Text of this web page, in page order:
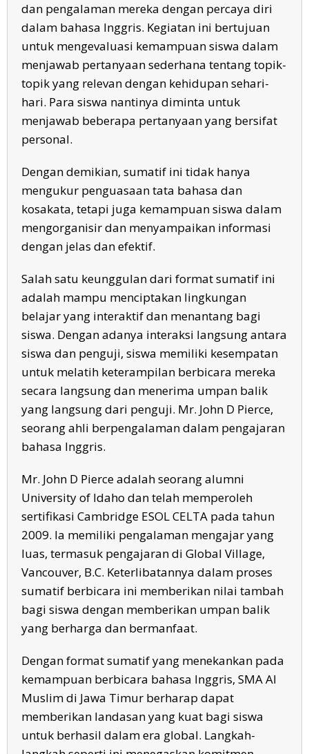
dan pengalaman mereka dengan percaya diri
dalam bahasa Inggris. Kegiatan ini bertujuan
untuk mengevaluasi kemampuan siswa dalam
menjawab pertanyaan sederhana tentang topik-
topik yang relevan dengan kehidupan sehari-
hari. Para siswa nantinya diminta untuk
menjawab beberapa pertanyaan yang bersifat
personal.
Dengan demikian, sumatif ini tidak hanya
mengukur penguasaan tata bahasa dan
kosakata, tetapi juga kemampuan siswa dalam
mengorganisir dan menyampaikan informasi
dengan jelas dan efektif.
Salah satu keunggulan dari format sumatif ini
adalah mampu menciptakan lingkungan
belajar yang interaktif dan menantang bagi
siswa. Dengan adanya interaksi langsung antara
siswa dan penguji, siswa memiliki kesempatan
untuk melatih keterampilan berbicara mereka
secara langsung dan menerima umpan balik
yang langsung dari penguji. Mr. John D Pierce,
seorang ahli berpengalaman dalam pengajaran
bahasa Inggris.
Mr. John D Pierce adalah seorang alumni
University of Idaho dan telah memperoleh
sertifikasi Cambridge ESOL CELTA pada tahun
2009. Ia memiliki pengalaman mengajar yang
luas, termasuk pengajaran di Global Village,
Vancouver, B.C. Keterlibatannya dalam proses
sumatif berbicara ini memberikan nilai tambah
bagi siswa dengan memberikan umpan balik
yang berharga dan bermanfaat.
Dengan format sumatif yang menekankan pada
kemampuan berbicara bahasa Inggris, SMA Al
Muslim di Jawa Timur berharap dapat
memberikan landasan yang kuat bagi siswa
untuk berhasil dalam era global. Langkah-